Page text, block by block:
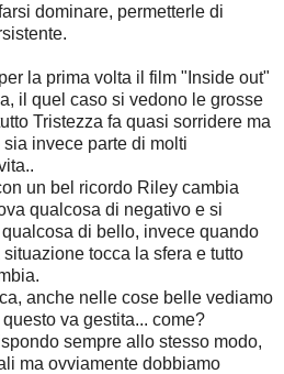
dominare, permetterle di
la prima volta il film "Inside out"
il quel caso si vedono le grosse
Tristezza fa quasi sorridere ma
invece parte di molti
un bel ricordo Riley cambia
qualcosa di negativo e si
di bello, invece quando
tocca la sfera e tutto
anche nelle cose belle vediamo
va gestita... come?
sempre allo stesso modo,
ma ovviamente dobbiamo